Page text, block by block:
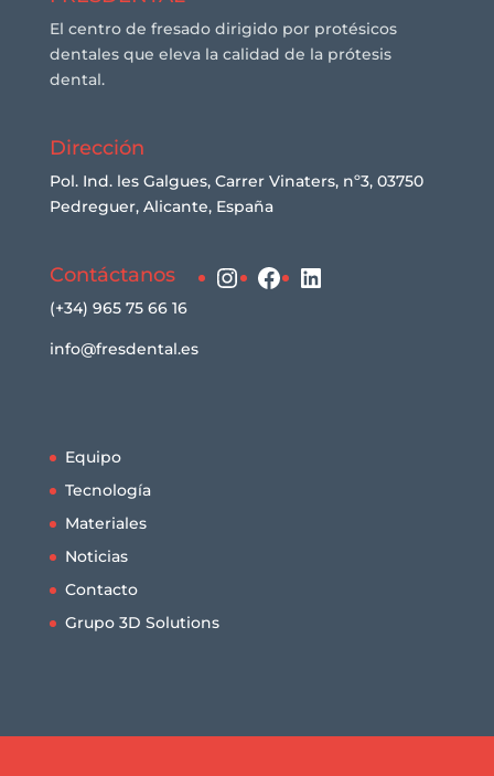
El centro de fresado dirigido por protésicos
dentales que eleva la calidad de la prótesis
dental.
Dirección
Pol. Ind. les Galgues, Carrer Vinaters, nº3, 03750
Pedreguer, Alicante, España
Contáctanos
(+34) 965 75 66 16
info@fresdental.es
Instagram
Facebook
LinkedIn
Equipo
Tecnología
Materiales
Noticias
Contacto
Grupo 3D Solutions